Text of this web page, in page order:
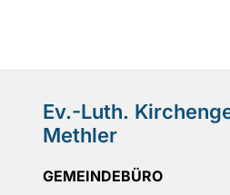
Ev.-Luth.
Methler
GEMEINDEBÜRO